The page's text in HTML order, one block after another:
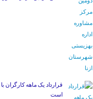
قرارداد یک ماهه کارگران
است